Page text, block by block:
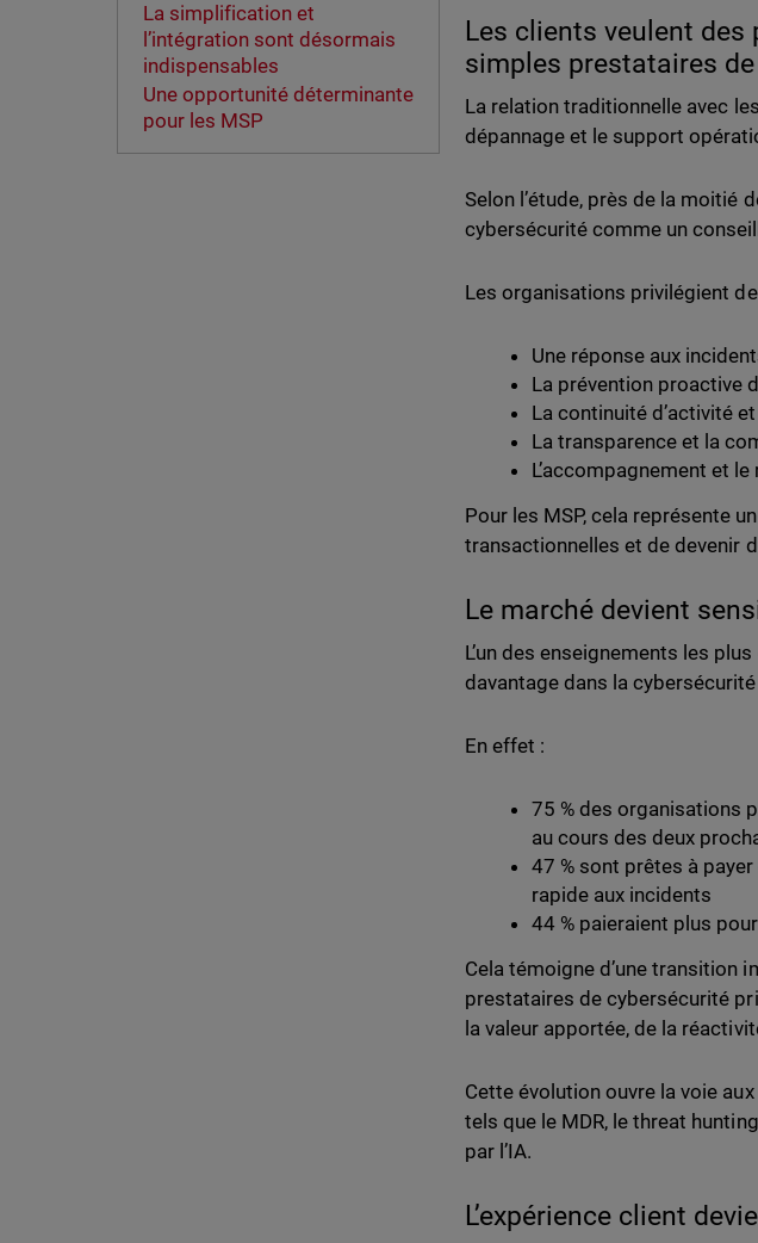
La simplification et
l’intégration sont désormais
indispensables
Une opportunité déterminante
pour les MSP
Les clients veulent
simples prestataires
La relation traditionnelle avec
dépannage et le support
Selon l’étude, près de la moitié
cybersécurité comme un
Les organisations privilégient
Une réponse aux
La prévention proactive
La continuité d’activité
La transparence et la
L’accompagnement et
Pour les MSP, cela représente
transactionnelles et de devenir
Le marché devient
L’un des enseignements les
davantage dans la
En effet :
75 % des organisations
au cours des deux
47 % sont prêtes à
rapide aux incidents
44 % paieraient plus
Cela témoigne d’une transition
prestataires de cybersécurité
la valeur apportée, de la
Cette évolution ouvre la voie
tels que le MDR, le threat
par l’IA.
L’expérience client